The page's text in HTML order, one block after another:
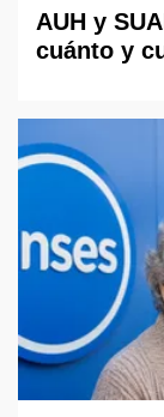
AUH y
cuánto y